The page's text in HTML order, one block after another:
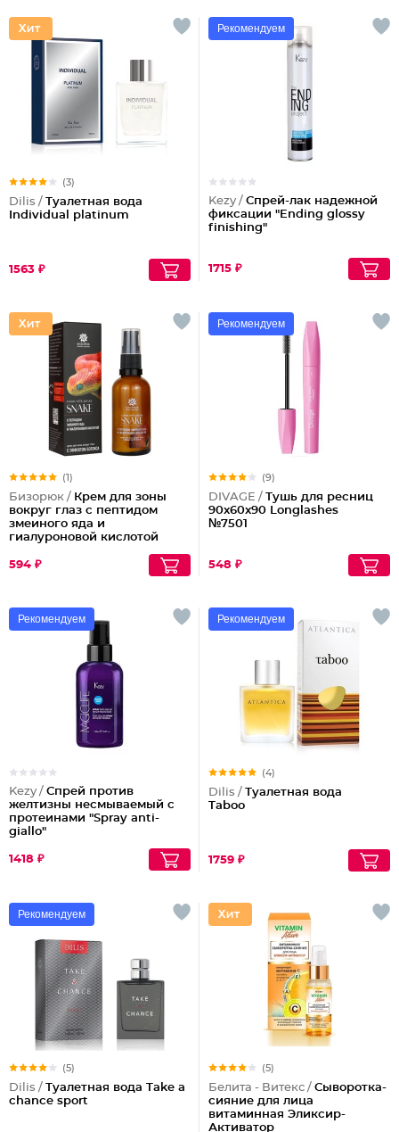
(3)
Dilis / Туалетная вода
Individual platinum
1563 ₽
Рекомендуем
Kezy / Спрей-лак надежной
фиксации "Ending glossy
finishing"
1715 ₽
(1)
Бизорюк / Крем для зоны
вокруг глаз с пептидом
змеиного яда и
гиалуроновой кислотой
594 ₽
Рекомендуем
(9)
DIVAGE / Тушь для ресниц
90x60x90 Longlashes
№7501
548 ₽
Рекомендуем
Kezy / Спрей против
желтизны несмываемый с
протеинами "Spray anti-
giallo"
1418 ₽
Рекомендуем
(4)
Dilis / Туалетная вода
Taboo
1759 ₽
Рекомендуем
(5)
Dilis / Туалетная вода Take a
chance sport
(5)
Белита - Витекс / Сыворотка-
сияние для лица
витаминная Эликсир-
Активатор